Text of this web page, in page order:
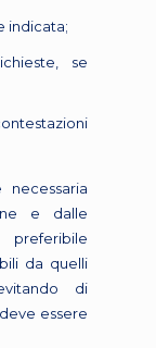
indicata;
se
necessaria
e dalle
da quelli
di
essere